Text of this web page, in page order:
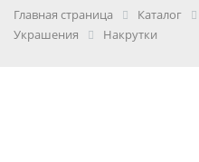
Главная страница Каталог
Украшения
Накрутки